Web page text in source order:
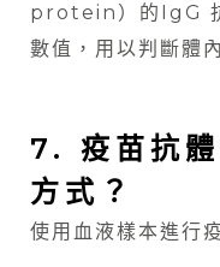
protein）的IgG
數值，用以判斷體
7. 疫苗抗
方式？
使用血液樣本進行